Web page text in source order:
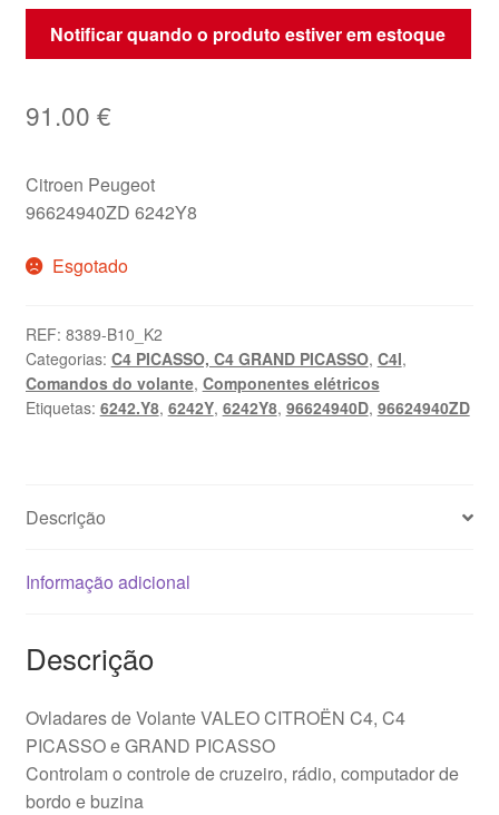
Notificar quando o produto estiver em estoque
91.00 €
Citroen Peugeot
96624940ZD 6242Y8
Esgotado
REF: 8389-B10_K2
Categorias: C4 PICASSO, C4 GRAND PICASSO, C4I,
Comandos do volante, Componentes elétricos
Etiquetas: 6242.Y8, 6242Y, 6242Y8, 96624940D, 96624940ZD
Descrição
Informação adicional
Descrição
Ovladares de Volante VALEO CITROËN C4, C4
PICASSO e GRAND PICASSO
Controlam o controle de cruzeiro, rádio, computador de
bordo e buzina